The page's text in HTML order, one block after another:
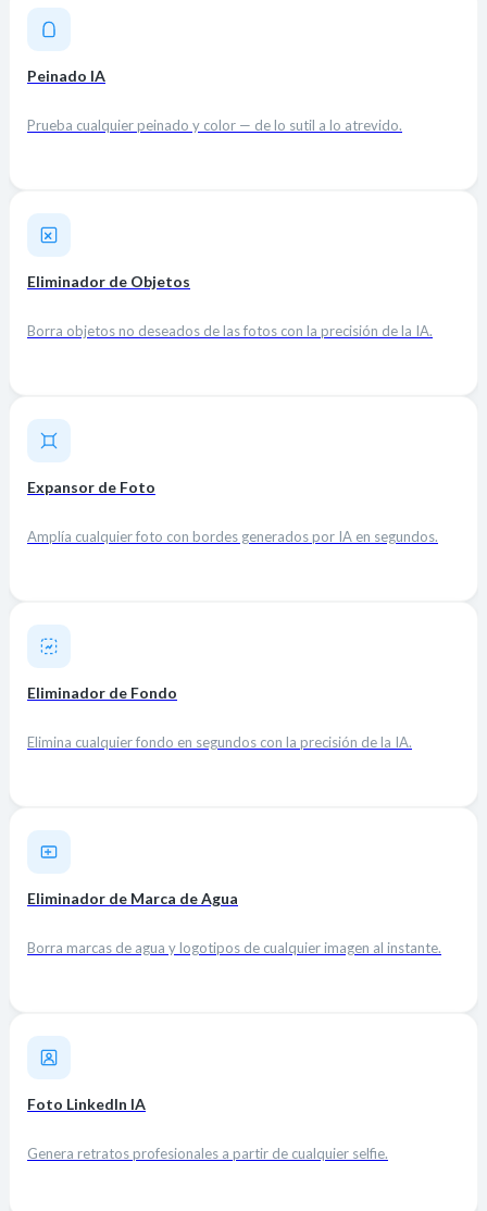
Peinado IA
Prueba cualquier peinado y color — de lo sutil a lo atrevido.
Eliminador de Objetos
Borra objetos no deseados de las fotos con la precisión de la IA.
Expansor de Foto
Amplía cualquier foto con bordes generados por IA en segundos.
Eliminador de Fondo
Elimina cualquier fondo en segundos con la precisión de la IA.
Eliminador de Marca de Agua
Borra marcas de agua y logotipos de cualquier imagen al instante.
Foto LinkedIn IA
Genera retratos profesionales a partir de cualquier selfie.